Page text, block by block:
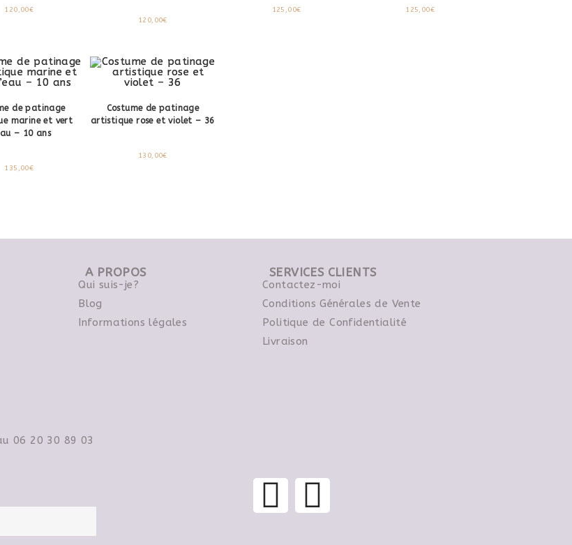
120,00€
120,00€
125,00€ 125,00€
de patinage
marine et vert
– 10 ans
135,00€
Costume de patinage
artistique rose et violet – 36
130,00€
A PROPOS
Qui suis-je?
Blog
Informations légales
SERVICES CLIENTS
Contactez-moi
Conditions Générales de Vente
Politique de Confidentialité
Livraison
06 20 30 89 03